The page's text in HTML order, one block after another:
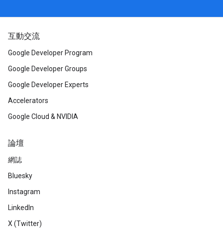
互動交流
Google Developer Program
Google Developer Groups
Google Developer Experts
Accelerators
Google Cloud & NVIDIA
論壇
網誌
Bluesky
Instagram
LinkedIn
X (Twitter)